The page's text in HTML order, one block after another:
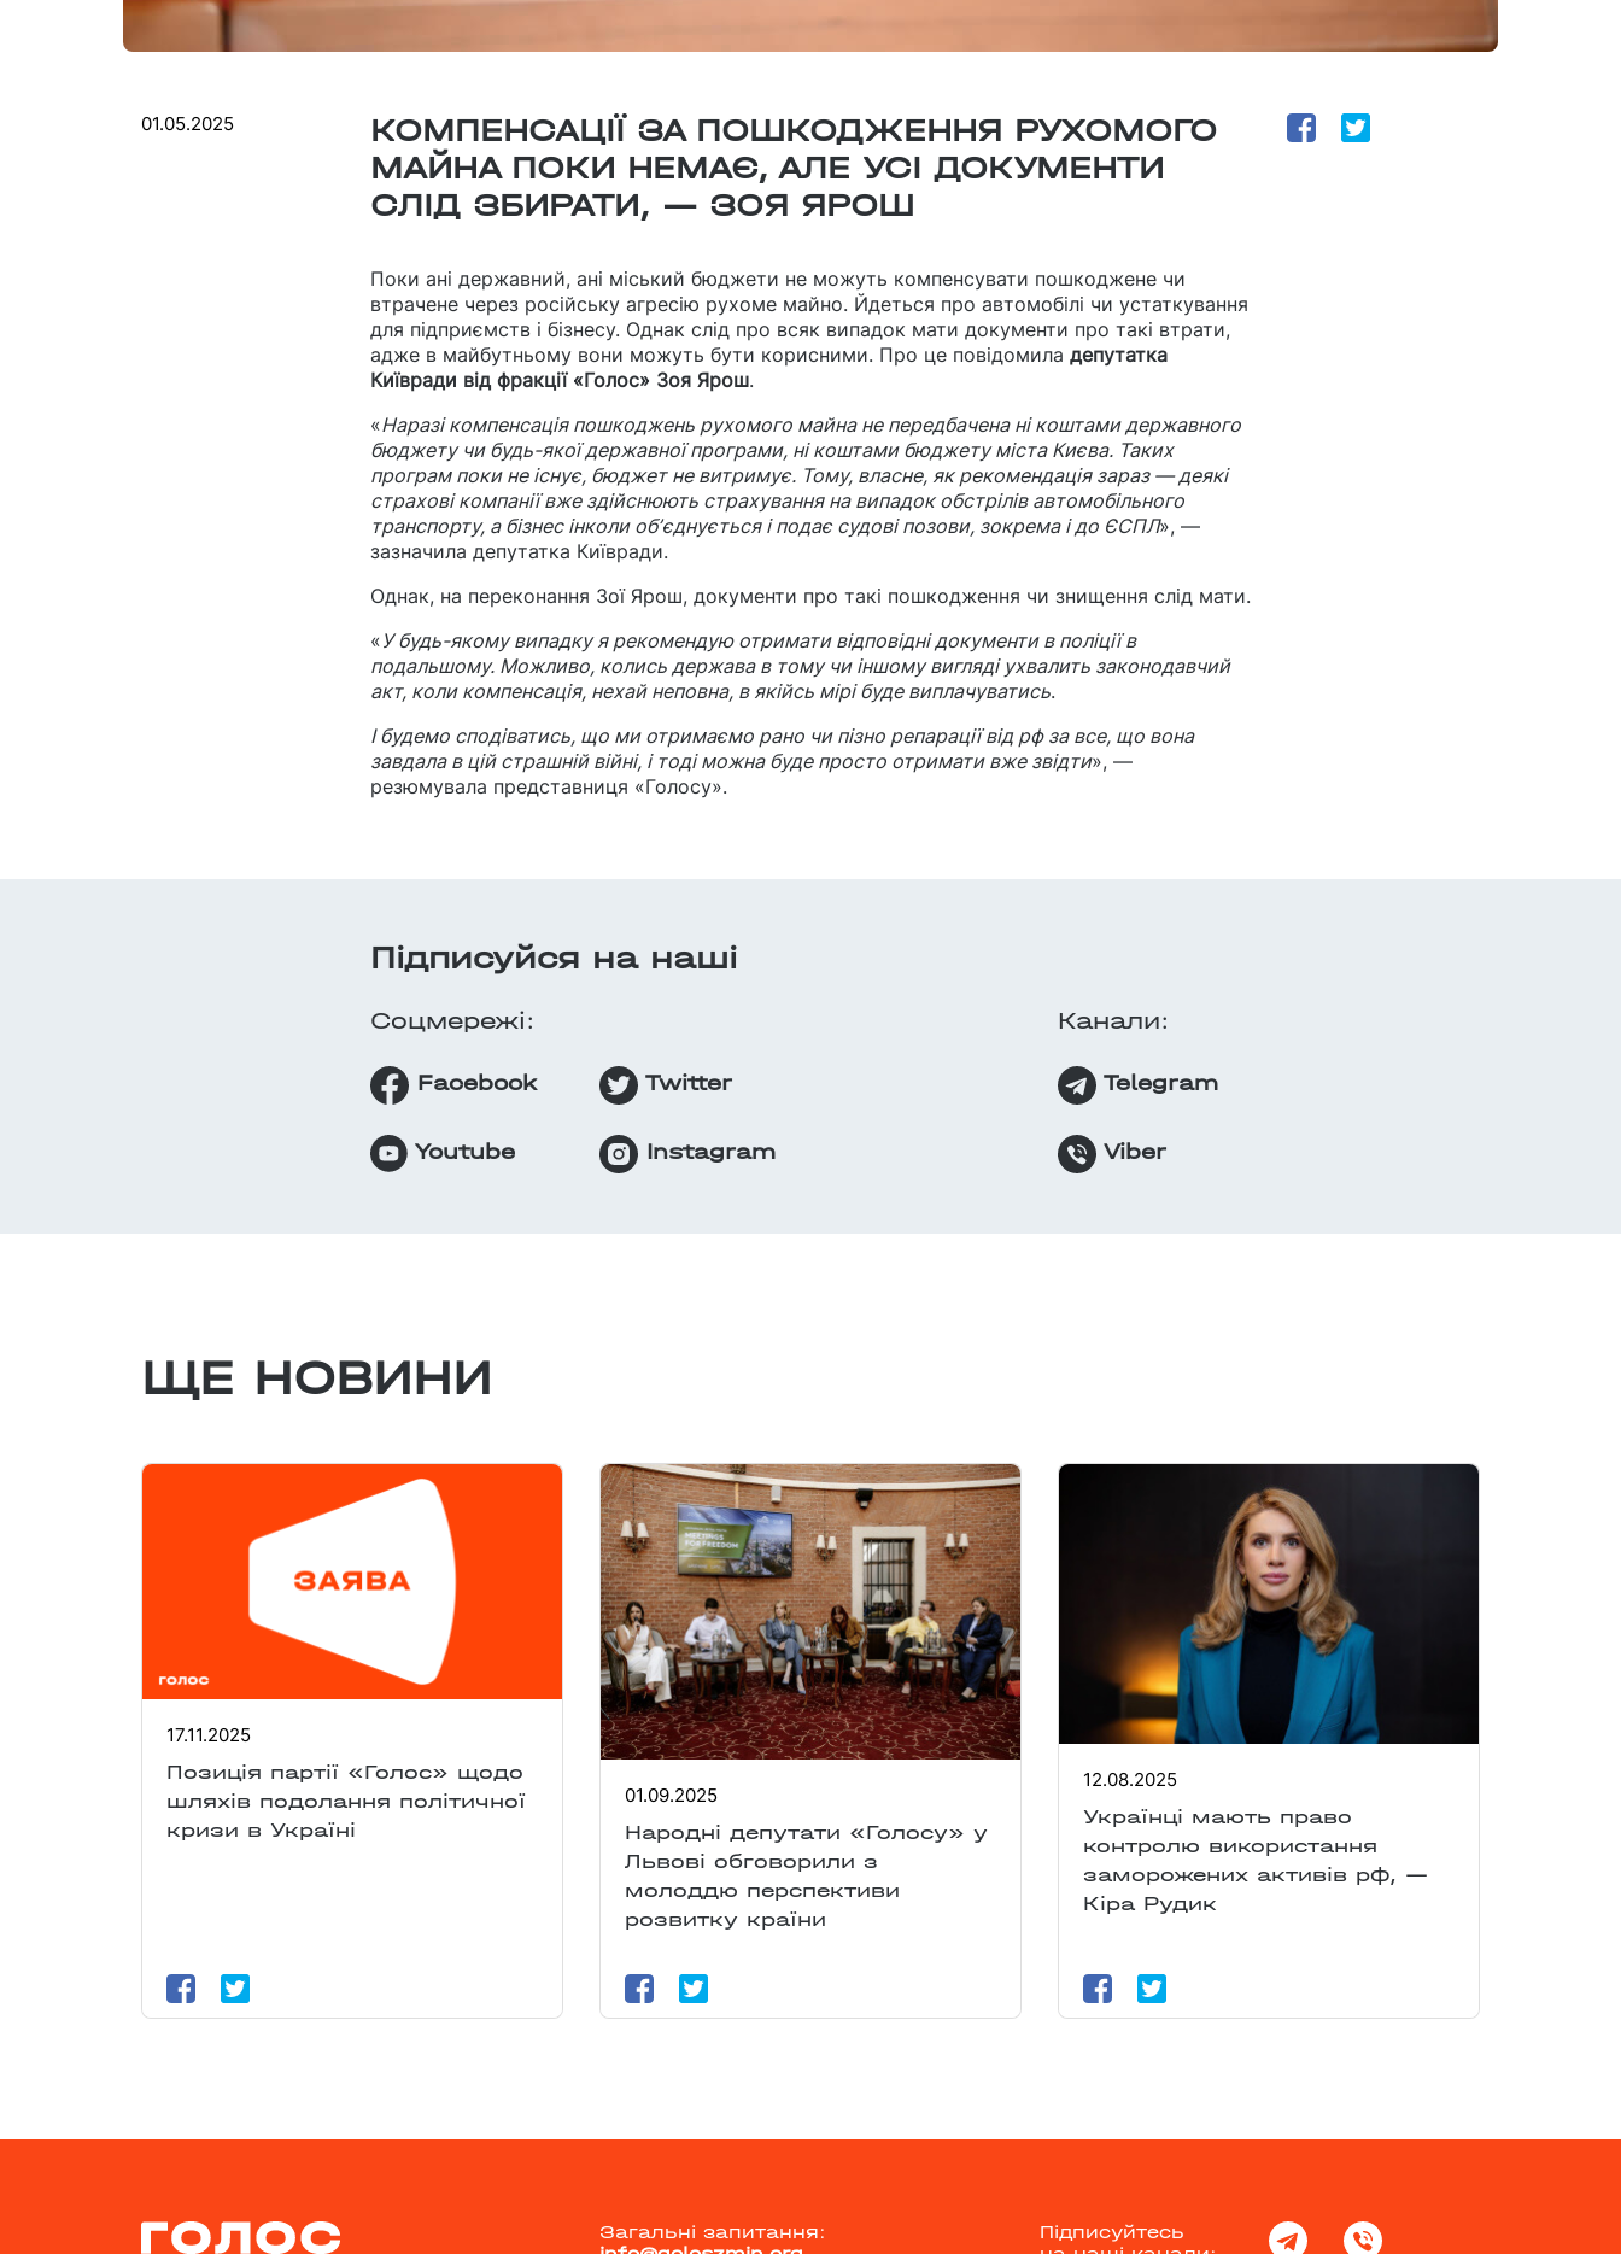
01.05.2025
КОМПЕНСАЦІЇ ЗА ПОШКОДЖЕННЯ РУХОМОГО
МАЙНА ПОКИ НЕМАЄ, АЛЕ УСІ ДОКУМЕНТИ
СЛІД ЗБИРАТИ, — ЗОЯ ЯРОШ
Поки ані державний, ані міський бюджети не можуть компенсувати пошкоджене чи
втрачене через російську агресію рухоме майно. Йдеться про автомобілі чи устаткування
для підприємств і бізнесу. Однак слід про всяк випадок мати документи про такі втрати,
адже в майбутньому вони можуть бути корисними. Про це повідомила депутатка
Київради від фракції «Голос» Зоя Ярош.
«Наразі компенсація пошкоджень рухомого майна не передбачена ні коштами державного
бюджету чи будь-якої державної програми, ні коштами бюджету міста Києва. Таких
програм поки не існує, бюджет не витримує. Тому, власне, як рекомендація зараз — деякі
страхові компанії вже здійснюють страхування на випадок обстрілів автомобільного
транспорту, а бізнес інколи обʼєднується і подає судові позови, зокрема і до ЄСПЛ», —
зазначила депутатка Київради.
Однак, на переконання Зої Ярош, документи про такі пошкодження чи знищення слід мати.
«У будь-якому випадку я рекомендую отримати відповідні документи в поліції в
подальшому. Можливо, колись держава в тому чи іншому вигляді ухвалить законодавчий
акт, коли компенсація, нехай неповна, в якійсь мірі буде виплачуватись.
І будемо сподіватись, що ми отримаємо рано чи пізно репарації від рф за все, що вона
завдала в цій страшній війні, і тоді можна буде просто отримати вже звідти», —
резюмувала представниця «Голосу».
Підписуйся на нашi
Cоцмережi:
Facebook Twitter
Youtube Instagram
Канали:
Telegram
Viber
ЩЕ НОВИНИ
17.11.2025
Позиція партії «Голос» щодо
шляхів подолання політичної
кризи в Україні
01.09.2025
Народні депутати «Голосу» у
Львові обговорили з
молоддю перспективи
розвитку країни
12.08.2025
Українці мають право
контролю використання
заморожених активів рф, —
Кіра Рудик
Загальні запитання:
Підписуйтесь